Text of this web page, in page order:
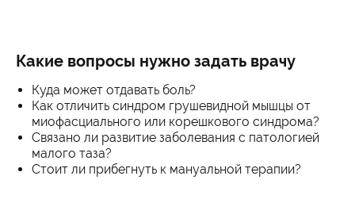
Какие вопросы нужно задать врачу
Куда может отдавать боль?
Как отличить синдром грушевидной мышцы от
миофасциального или корешкового синдрома?
Связано ли развитие заболевания с патологией
малого таза?
Стоит ли прибегнуть к мануальной терапии?